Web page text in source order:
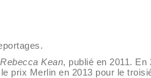
Rebecca Kean, publié en 2011. En
prix Merlin en 2013 pour le